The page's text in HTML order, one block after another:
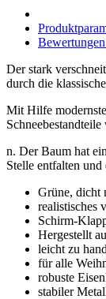
Der stark
durch die
Mit Hilfe
n. Der Baum hat
Stelle entfalten
Grüne, dicht
realistisches
Schirm-
Hergestellt
leicht zu
für alle
robuste
stabiler